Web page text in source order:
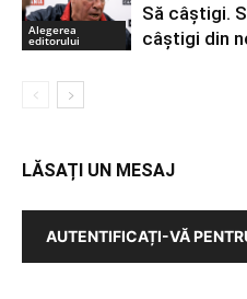
Alegerea
editorului
Să câștigi.
câștigi din
LĂSAȚI UN MESAJ
AUTENTIFICAȚI-VĂ